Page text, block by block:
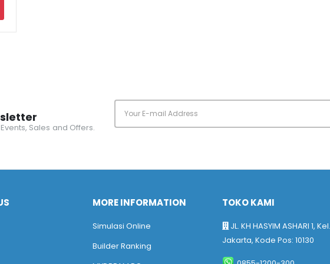
Sales and Offers.
MORE INFORMATION
Simulasi Online
Builder Ranking
TOKO KAMI
JL. KH HASYIM ASHARI 1,
Jakarta, Kode Pos: 10130